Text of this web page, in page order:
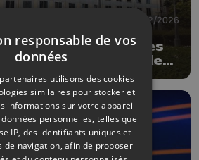
25/02/2026
grève déposé par les
au tribunal de
responsable de vos
données
utilisons des cookies
similaires pour stocker et
informations sur votre appareil
personnelles, telles que
IP, des identifiants uniques et
de navigation, afin de proposer